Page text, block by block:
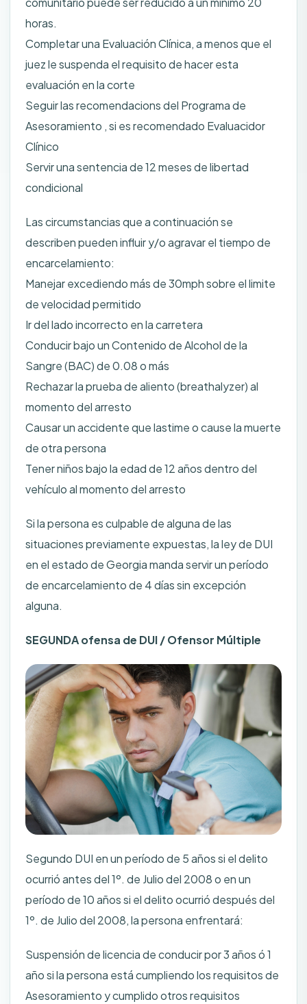
horas.
Completar una Evaluación Clínica, a menos que el
juez le suspenda el requisito de hacer esta
evaluación en la corte
Seguir las recomendacions del Programa de
Asesoramiento , si es recomendado Evaluacidor
Clínico
Servir una sentencia de 12 meses de libertad
condicional
Las circumstancias que a continuación se
describen pueden influir y/o agravar el tiempo de
encarcelamiento:
Manejar excediendo más de 30mph sobre el limite
de velocidad permitido
Ir del lado incorrecto en la carretera
Conducir bajo un Contenido de Alcohol de la
Sangre (BAC) de 0.08 o más
Rechazar la prueba de aliento (breathalyzer) al
momento del arresto
Causar un accidente que lastime o cause la muerte
de otra persona
Tener niños bajo la edad de 12 años dentro del
vehículo al momento del arresto
Si la persona es culpable de alguna de las
situaciones previamente expuestas, la ley de DUI
en el estado de Georgia manda servir un período
de encarcelamiento de 4 días sin excepción
alguna.
SEGUNDA ofensa de DUI / Ofensor Múltiple
Segundo DUI en un período de 5 años si el delito
ocurrió antes del 1º. de Julio del 2008 o en un
período de 10 años si el delito ocurrió después del
1º. de Julio del 2008, la persona enfrentará:
Suspensión de licencia de conducir por 3 años ó 1
año si la persona está cumpliendo los requisitos de
Asesoramiento y cumplido otros requisitos